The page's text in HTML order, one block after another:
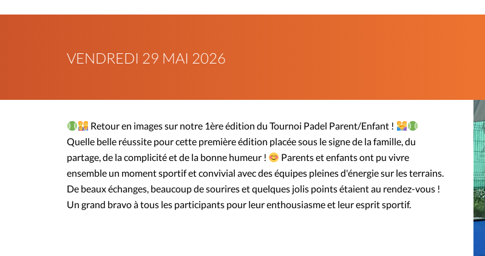
VENDREDI 29 MAI 2026
Retour en images sur notre 1ère édition du Tournoi Padel Parent/Enfant !
Quelle belle réussite pour cette première édition placée sous le signe de la famille, du
partage, de la complicité et de la bonne humeur !
Parents et enfants ont pu vivre
ensemble un moment sportif et convivial avec des équipes pleines d'énergie sur les terrains.
De beaux échanges, beaucoup de sourires et quelques jolis points étaient au rendez-vous !
Un grand bravo à tous les participants pour leur enthousiasme et leur esprit sportif.